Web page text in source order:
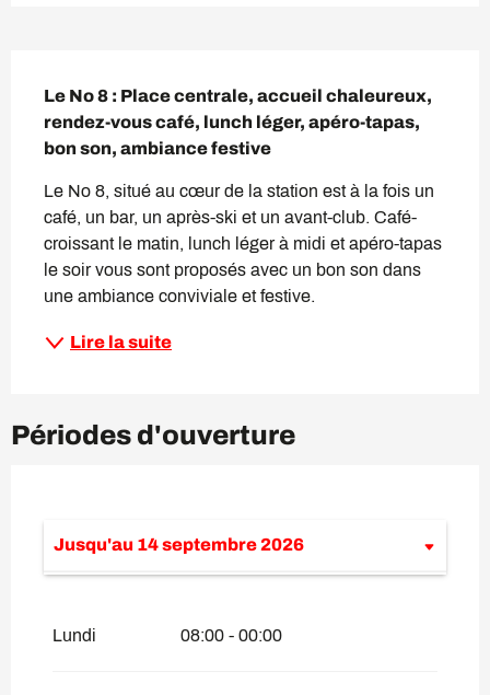
Le No 8 : Place centrale, accueil chaleureux,
rendez-vous café, lunch léger, apéro-tapas,
bon son, ambiance festive
Le No 8, situé au cœur de la station est à la fois un
café, un bar, un après-ski et un avant-club. Café-
croissant le matin, lunch léger à midi et apéro-tapas
le soir vous sont proposés avec un bon son dans
une ambiance conviviale et festive.
Lire la suite
Périodes d'ouverture
Jusqu'au 14 septembre 2026
Du15 septembre 2026au19 novembre
Lundi 08:00 - 00:00